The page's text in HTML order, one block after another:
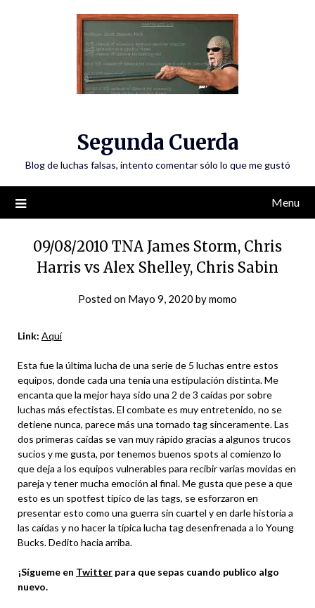
Segunda Cuerda
Blog de luchas falsas, intento comentar sólo lo que me gustó
Menu
09/08/2010 TNA James Storm, Chris
Harris vs Alex Shelley, Chris Sabin
Posted on Mayo 9, 2020 bymomo
Link: Aquí
Esta fue la última lucha de una serie de 5 luchas entre estos
equipos, donde cada una tenía una estipulación distinta. Me
encanta que la mejor haya sido una 2 de 3 caídas por sobre
luchas más efectistas. El combate es muy entretenido, no se
detiene nunca, parece más una tornado tag sinceramente. Las
dos primeras caídas se van muy rápido gracias a algunos trucos
sucios y me gusta, por tenemos buenos spots al comienzo lo
que deja a los equipos vulnerables para recibir varias movidas en
pareja y tener mucha emoción al final. Me gusta que pese a que
esto es un spotfest típico de las tags, se esforzaron en
presentar esto como una guerra sin cuartel y en darle historia a
las caídas y no hacer la típica lucha tag desenfrenada a lo Young
Bucks. Dedito hacia arriba.
¡Sígueme en Twitter para que sepas cuando publico algo
nuevo.